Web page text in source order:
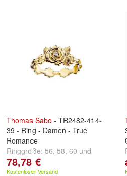
Thomas Sabo - TR2482-414-
39 - Ring - Damen - True
Romance
Ringgröße: 56, 58, 60 und
weitere ...
78,78 €
Kostenloser Versand